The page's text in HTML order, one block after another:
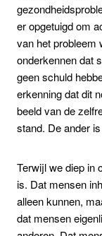
er opgetuigd om
van het probleem
onderkennen dat
geen schuld
erkenning dat dit
beeld van de
stand. De ander
Terwijl we diep in
is. Dat mensen
alleen kunnen,
dat mensen